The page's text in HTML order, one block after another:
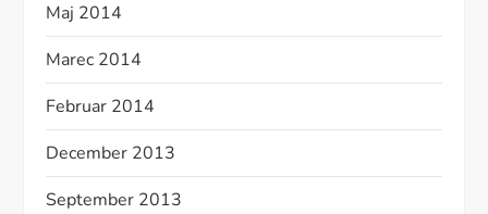
Maj 2014
Marec 2014
Februar 2014
December 2013
September 2013